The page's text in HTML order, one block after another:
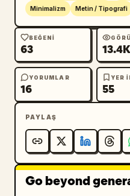
Minimalizm Metin / Tipografi
BEĞENI
63 13.4K
YORUMLAR
16
YER
55
PAYLAŞ
Go beyond